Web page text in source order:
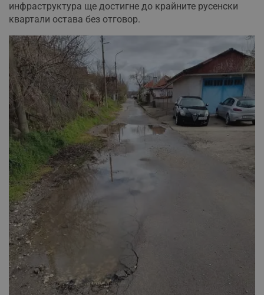
инфраструктура ще достигне до крайните русенски
квартали остава без отговор.